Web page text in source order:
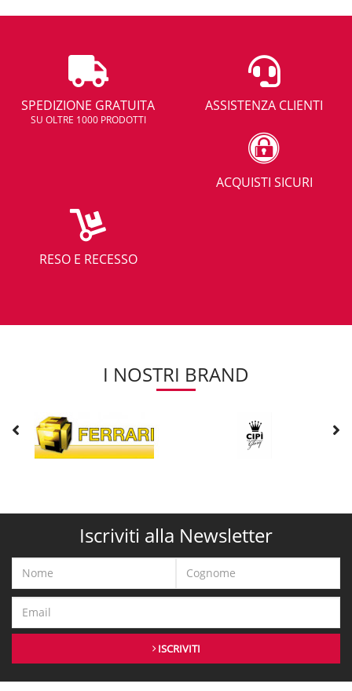
SPEDIZIONE GRATUITA
SU OLTRE 1000 PRODOTTI
ASSISTENZA CLIENTI
ACQUISTI SICURI
RESO E RECESSO
I NOSTRI BRAND
Iscriviti alla Newsletter
ISCRIVITI